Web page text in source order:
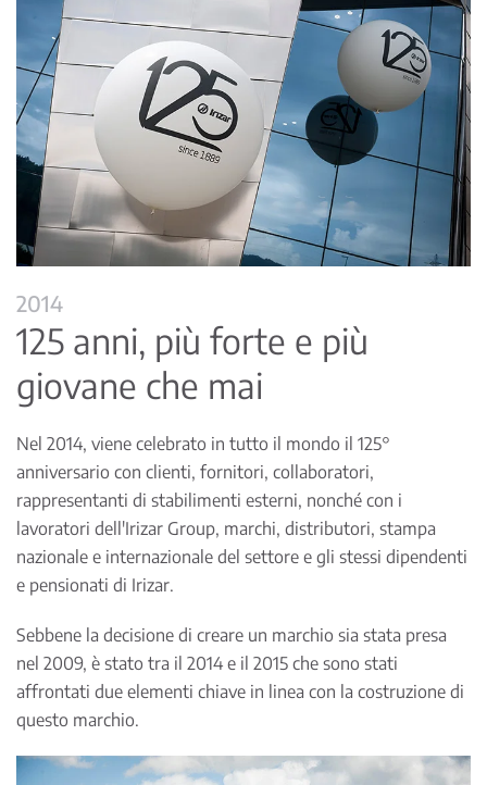
2014
125 anni, più forte e più
giovane che mai
Nel 2014, viene celebrato in tutto il mondo il 125°
anniversario con clienti, fornitori, collaboratori,
rappresentanti di stabilimenti esterni, nonché con i
lavoratori dell'Irizar Group, marchi, distributori, stampa
nazionale e internazionale del settore e gli stessi dipendenti
e pensionati di Irizar.
Sebbene la decisione di creare un marchio sia stata presa
nel 2009, è stato tra il 2014 e il 2015 che sono stati
affrontati due elementi chiave in linea con la costruzione di
questo marchio.